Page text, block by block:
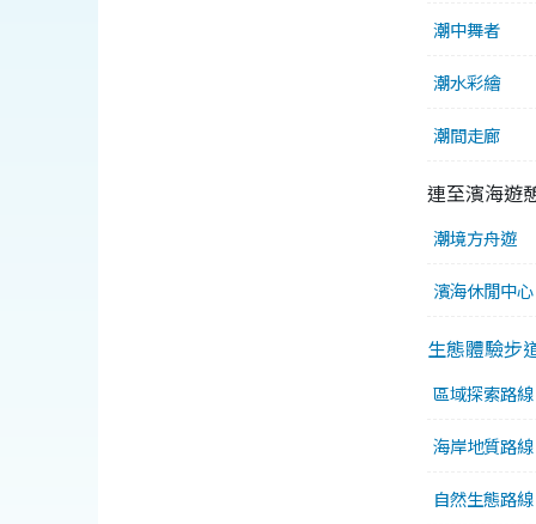
潮中舞者
潮水彩繪
潮間走廊
連至濱海遊
潮境方舟遊
濱海休閒中心
生態體驗步
區域探索路線
海岸地質路線
自然生態路線